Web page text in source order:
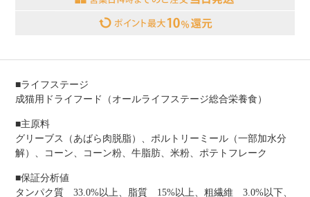
■ライフステージ
成猫用ドライフード（オールライフステージ総合栄養食）
■主原料
グリーブス（あばら肉脱脂）、ポルトリーミール（一部加水分
解）、コーン、コーン粉、牛脂肪、米粉、ポテトフレーク
■保証分析値
タンパク質 33.0%以上、脂質 15%以上、粗繊維 3.0%以下、